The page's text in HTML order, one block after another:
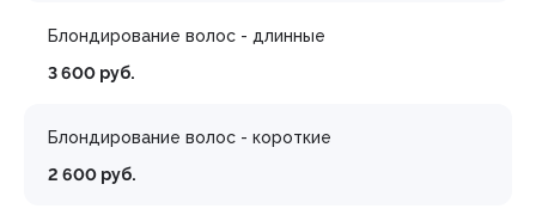
Блондирование волос - длинные
3 600 руб.
Блондирование волос - короткие
2 600 руб.